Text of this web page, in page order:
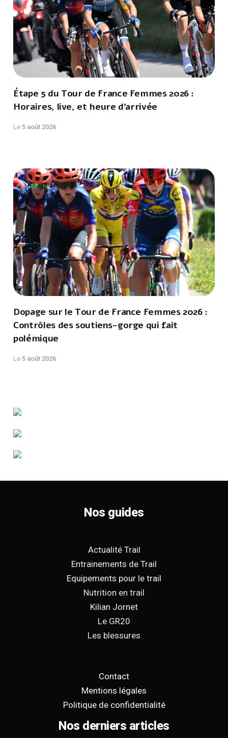
Étape 5 du Tour de France Femmes 2026 :
Horaires, live, et heure d'arrivée
Le5 août 2026
Dopage sur le Tour de France Femmes 2026 :
Contrôles des soutiens-gorge qui fait
polémique
Le5 août 2026
Nos guides
Actualité Trail
Entrainements de Trail
Equipements pour le trail
Nutrition en trail
Kilian Jornet
Le GR20
Les blessures
Contact
Mentions légales
Politique de confidentialité
Nos derniers articles